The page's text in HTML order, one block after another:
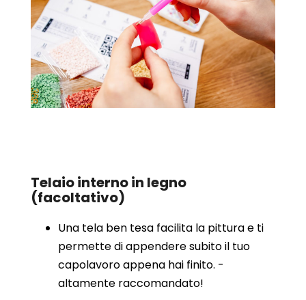
Telaio interno in legno
(facoltativo)
Una tela ben tesa facilita la pittura e ti
permette di appendere subito il tuo
capolavoro appena hai finito. -
altamente raccomandato!